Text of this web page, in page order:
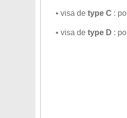
• visa de type C :
• visa de type D :